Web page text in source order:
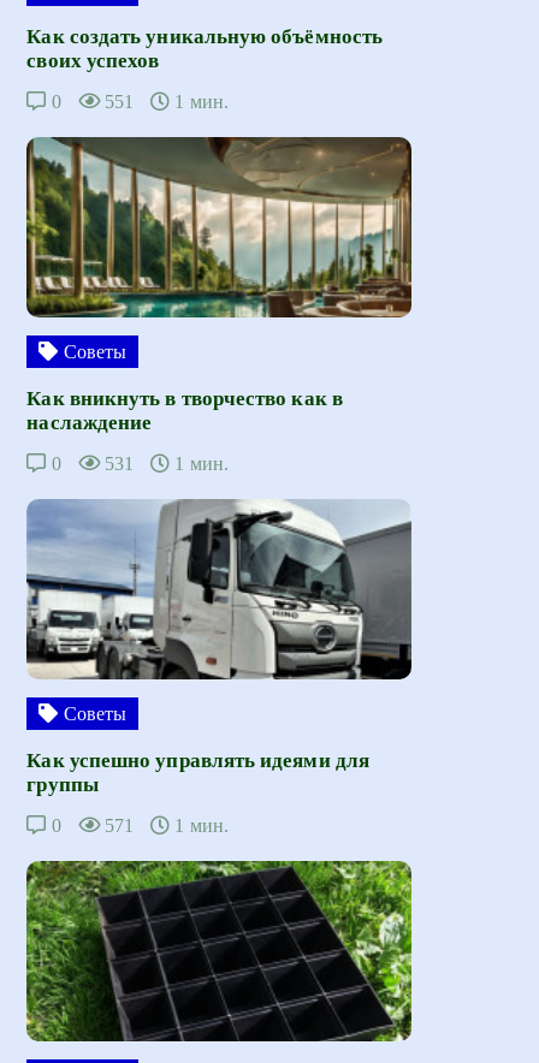
Как создать уникальную объёмность
своих успехов
0 551 1 мин.
Советы
Как вникнуть в творчество как в
наслаждение
0 531 1 мин.
Советы
Как успешно управлять идеями для
группы
0 571 1 мин.